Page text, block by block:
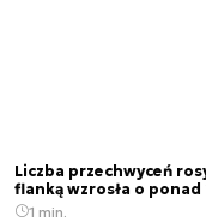
Liczba przechwyceń
flanką wzrosła o
1 min.